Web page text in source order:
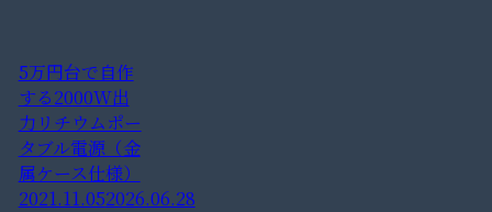
5万円台で自作
する2000W出
力リチウムポー
タブル電源（金
属ケース仕様）
2021.11.052026.06.28